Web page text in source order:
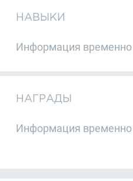
НАВЫКИ
Информация временно
НАГРАДЫ
Информация временно